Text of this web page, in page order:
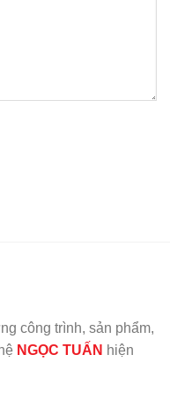
công trình, sản phẩm,
NGỌC TUẤN hiện